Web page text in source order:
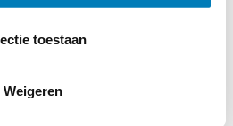
toestaan
Weigeren
-Verdere contact gegevens